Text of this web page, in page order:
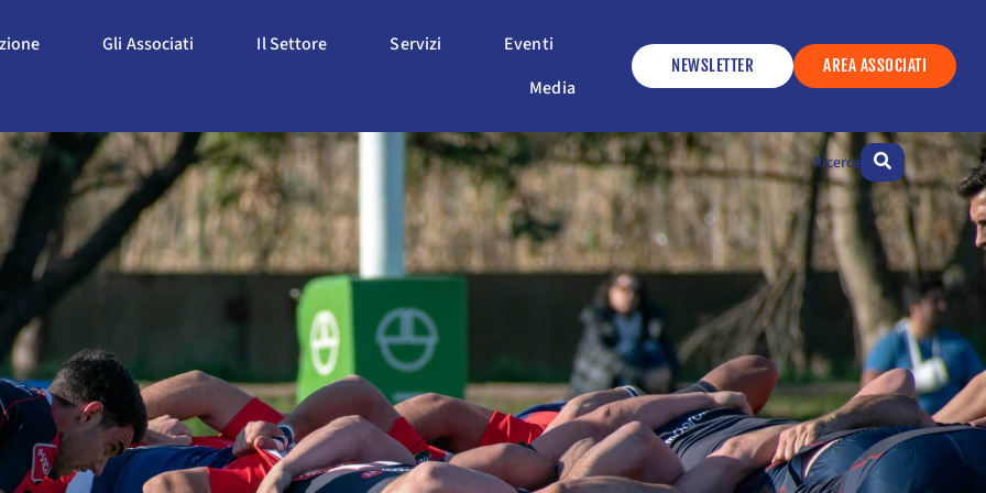
Apri L'Associazione
Gli Associati Apri Gli Associati
Il Settore Apri Il Settore
Servizi Apri ServiziEventi
Media Apri Media
NEWSLETTER AREA ASSOCIATI
Ricerca